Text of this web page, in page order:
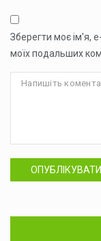
Зберегти моє ім'я,
моїх подальших
ОПУБЛІКУВАТИ